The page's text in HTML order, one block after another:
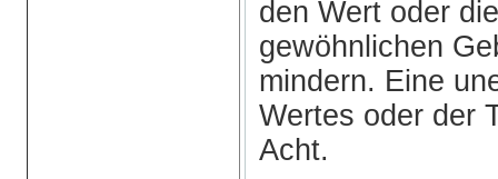
den Wert oder
gewöhnlichen
mindern. Eine
Wertes oder der
Acht.